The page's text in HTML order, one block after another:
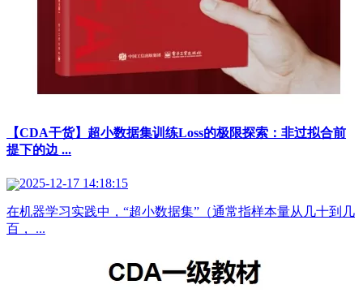
【CDA干货】超小数据集训练Loss的极限探索：非过拟合前
提下的边 ...
2025-12-17 14:18:15
在机器学习实践中，“超小数据集”（通常指样本量从几十到几
百， ...